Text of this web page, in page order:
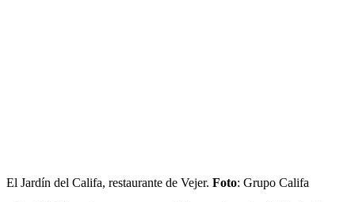
El Jardín del Califa, restaurante de Vejer. Foto: Grupo Califa